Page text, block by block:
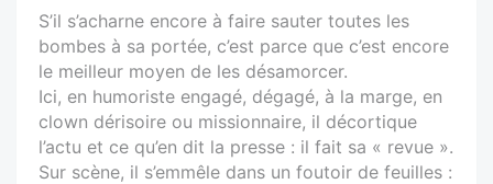
S’il s’acharne encore à faire sauter toutes les
bombes à sa portée, c’est parce que c’est encore
le meilleur moyen de les désamorcer.
Ici, en humoriste engagé, dégagé, à la marge, en
clown dérisoire ou missionnaire, il décortique
l’actu et ce qu’en dit la presse : il fait sa « revue ».
Sur scène, il s’emmêle dans un foutoir de feuilles :